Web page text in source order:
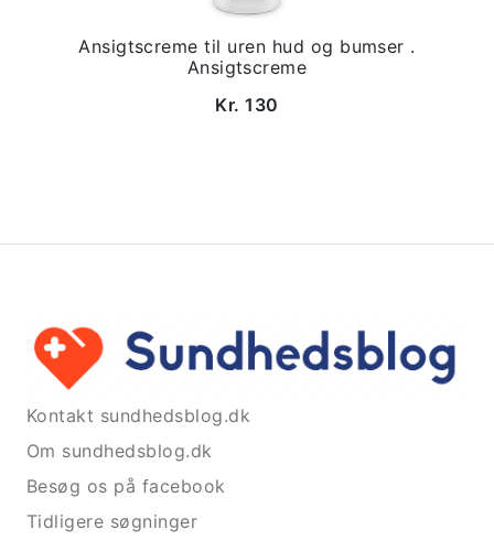
Ansigtscreme til uren hud og bumser .
Ansigtscreme
Kr. 130
Kontakt sundhedsblog.dk
Om sundhedsblog.dk
Besøg os på facebook
Tidligere søgninger